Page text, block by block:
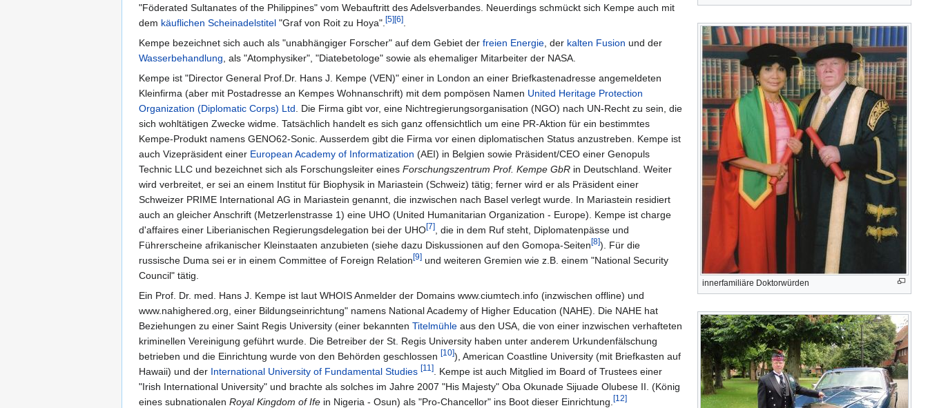
innerfamiliäre Doktorwürden
"Föderated Sultanates of the Philippines" vom Webauftritt des Adelsverbandes. Neuerdings schmückt sich Kempe auch mit
dem käuflichen Scheinadelstitel "Graf von Roit zu Hoya". [5][6]
Kempe bezeichnet sich auch als "unabhängiger Forscher" auf dem Gebiet der freien Energie , der kalten Fusion und der
Wasserbehandlung , als "Atomphysiker", "Diatebetologe" sowie als ehemaliger Mitarbeiter der NASA.
Kempe ist "Director General Prof.Dr. Hans J. Kempe (VEN)" einer in London an einer Briefkastenadresse angemeldeten
Kleinfirma (aber mit Postadresse an Kempes Wohnanschrift) mit dem pompösen Namen United Heritage Protection
Organization (Diplomatic Corps) Ltd . Die Firma gibt vor, eine Nichtregierungsorganisation (NGO) nach UN-Recht zu sein, die
sich wohltätigen Zwecke widme. Tatsächlich handelt es sich ganz offensichtlich um eine PR-Aktion für ein bestimmtes
Kempe-Produkt namens GENO62-Sonic. Ausserdem gibt die Firma vor einen diplomatischen Status anzustreben. Kempe ist
auch Vizepräsident einer European Academy of Informatization (AEI) in Belgien sowie Präsident/CEO einer Genopuls
Technic LLC und bezeichnet sich als Forschungsleiter eines Forschungszentrum Prof. Kempe GbR in Deutschland. Weiter
wird verbreitet, er sei an einem Institut für Biophysik in Mariastein (Schweiz) tätig; ferner wird er als Präsident einer
Schweizer PRIME International AG in Mariastein genannt, die inzwischen nach Basel verlegt wurde. In Mariastein residiert
auch an gleicher Anschrift (Metzerlenstrasse 1) eine UHO (United Humanitarian Organization - Europe). Kempe ist charge
d'affaires einer Liberianischen Regierungsdelegation bei der UHO[7]
, die in dem Ruf steht, Diplomatenpässe und
Führerscheine afrikanischer Kleinstaaten anzubieten (siehe dazu Diskussionen auf den Gomopa-Seiten[8]). Für die
russische Duma sei er in einem Committee of Foreign Relation[9] und weiteren Gremien wie z.B. einem "National Security
Council" tätig.
Ein Prof. Dr. med. Hans J. Kempe ist laut WHOIS Anmelder der Domains www.ciumtech.info (inzwischen offline) und
www.nahighered.org, einer Bildungseinrichtung" namens National Academy of Higher Education (NAHE). Die NAHE hat
Beziehungen zu einer Saint Regis University (einer bekannten Titelmühle aus den USA, die von einer inzwischen verhafteten
kriminellen Vereinigung geführt wurde. Die Betreiber der St. Regis University haben unter anderem Urkundenfälschung
betrieben und die Einrichtung wurde von den Behörden geschlossen [10]), American Coastline University (mit Briefkasten auf
Hawaii) und der International University of Fundamental Studies [11]
. Kempe ist auch Mitglied im Board of Trustees einer
"Irish International University" und brachte als solches im Jahre 2007 "His Majesty" Oba Okunade Sijuade Olubese II. (König
eines subnationalen Royal Kingdom of Ife in Nigeria - Osun) als "Pro-Chancellor" ins Boot dieser Einrichtung. [12]